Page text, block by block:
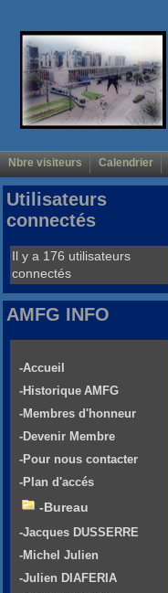
Nbre visiteurs Calendrier
Utilisateurs
connectés
Il y a 176 utilisateurs
connectés
AMFG INFO
-Accueil
-Historique AMFG
-Membres d'honneur
-Devenir Membre
-Pour nous contacter
-Plan d'accés
-Bureau
-Jacques DUSSERRE
-Michel Julien
-Julien DIAFERIA